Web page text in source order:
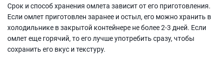
Срок и способ хранения омлета зависит от его приготовления.
Если омлет приготовлен заранее и остыл, его можно хранить в
холодильнике в закрытой контейнере не более 2-3 дней. Если
омлет еще горячий, то его лучше употребить сразу, чтобы
сохранить его вкус и текстуру.